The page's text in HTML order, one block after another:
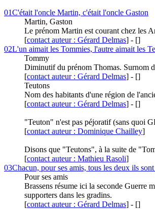
01C'était l'oncle Martin, c'était l'oncle Gaston
Martin, Gaston
Le prénom Martin est courant chez les
[contact auteur : Gérard Delmas] - []
02L'un aimait les Tommies, l'autre aimait les
Tommy
Diminutif du prénom Thomas. Surnom
[contact auteur : Gérard Delmas] - []
Teutons
Nom des habitants d'une région de
[contact auteur : Gérard Delmas] - []
"Teuton" n'est pas péjoratif (sans quoi
[contact auteur : Dominique Chailley]
Disons que "Teutons", à la suite de
[contact auteur : Mathieu Rasoli]
03Chacun, pour ses amis, tous les deux ils
Pour ses amis
Brassens résume ici la seconde Guerre
supporters dans les gradins.
[contact auteur : Gérard Delmas] - []